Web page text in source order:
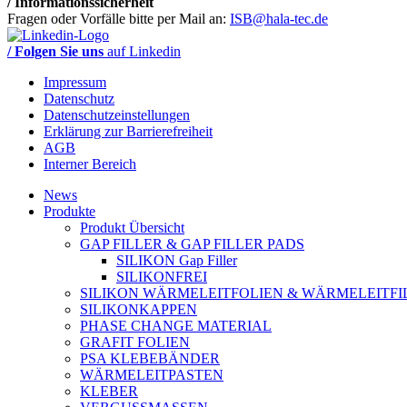
Fragen oder Vorfälle bitte per Mail an: ISB@hala-tec.de
/ Folgen Sie uns auf Linkedin
Impressum
Datenschutz
Datenschutzeinstellungen
Erklärung zur Barrierefreiheit
AGB
Interner Bereich
News
Produkte
Produkt Übersicht
GAP FILLER & GAP FILLER PADS
SILIKON Gap Filler
SILIKONFREI
SILIKON WÄRMELEITFOLIEN &
SILIKONKAPPEN
PHASE CHANGE MATERIAL
GRAFIT FOLIEN
PSA KLEBEBÄNDER
WÄRMELEITPASTEN
KLEBER